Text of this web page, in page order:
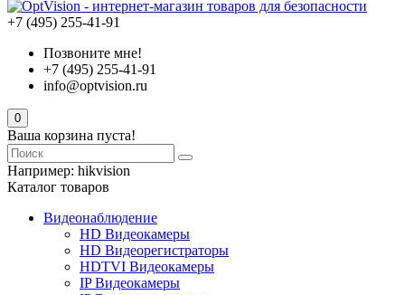
+7 (495) 255-41-91
Позвоните мне!
+7 (495) 255-41-91
info@optvision.ru
0
Ваша корзина пуста!
Например: hikvision
Каталог товаров
Видеонаблюдение
HD Видеокамеры
HD Видеорегистраторы
HDTVI Видеокамеры
IP Видеокамеры